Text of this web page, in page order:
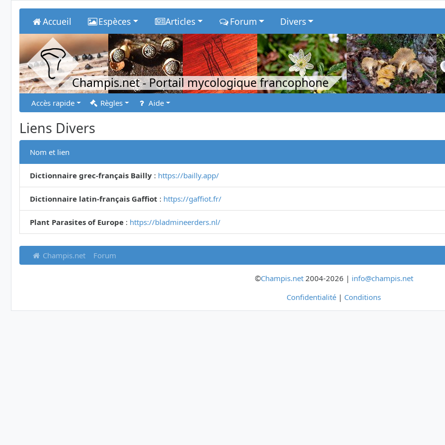
Accueil Espèces Articles Forum Divers
Champis.net- Portail mycologique francophone
Accès rapide Règles Aide
Liens Divers
Nom et lien
Dictionnaire grec-français Bailly : https://bailly.app/
Dictionnaire latin-français Gaffiot : https://gaffiot.fr/
Plant Parasites of Europe : https://bladmineerders.nl/
Champis.net Forum
©Champis.net2004-2026 | info@champis.net
Confidentialité | Conditions